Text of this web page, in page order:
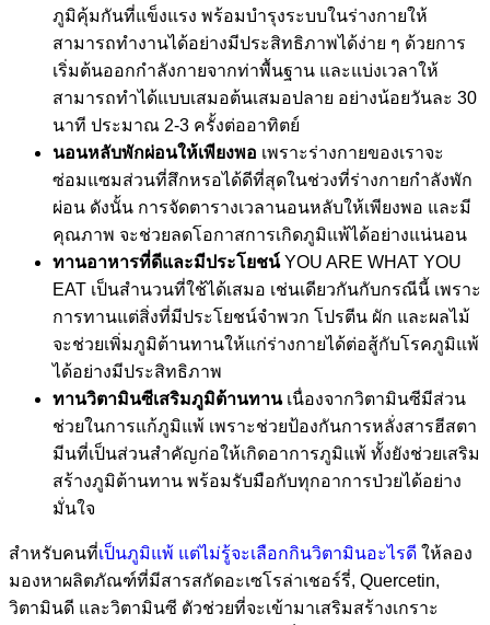
ภูมิคุ้มกันที่แข็งแรง พร้อมบำรุงระบบในร่างกายให้
สามารถทำงานได้อย่างมีประสิทธิภาพได้ง่าย ๆ ด้วยการ
เริ่มต้นออกกำลังกายจากท่าพื้นฐาน และแบ่งเวลาให้
สามารถทำได้แบบเสมอต้นเสมอปลาย อย่างน้อยวันละ 30
นาที ประมาณ 2-3 ครั้งต่ออาทิตย์
นอนหลับพักผ่อนให้เพียงพอ เพราะร่างกายของเราจะ
ซ่อมแซมส่วนที่สึกหรอได้ดีที่สุดในช่วงที่ร่างกายกำลังพัก
ผ่อน ดังนั้น การจัดตารางเวลานอนหลับให้เพียงพอ และมี
คุณภาพ จะช่วยลดโอกาสการเกิดภูมิแพ้ได้อย่างแน่นอน
ทานอาหารที่ดีและมีประโยชน์YOU ARE WHAT YOU
EAT เป็นสำนวนที่ใช้ได้เสมอ เช่นเดียวกันกับกรณีนี้ เพราะ
การทานแต่สิ่งที่มีประโยชน์จำพวก โปรตีน ผัก และผลไม้
จะช่วยเพิ่มภูมิต้านทานให้แก่ร่างกายได้ต่อสู้กับโรคภูมิแพ้
ได้อย่างมีประสิทธิภาพ
ทานวิตามินซีเสริมภูมิต้านทานเนื่องจากวิตามินซีมีส่วน
ช่วยในการแก้ภูมิแพ้ เพราะช่วยป้องกันการหลั่งสารฮีสตา
มีนที่เป็นส่วนสำคัญก่อให้เกิดอาการภูมิแพ้ ทั้งยังช่วยเสริม
สร้างภูมิต้านทาน พร้อมรับมือกับทุกอาการป่วยได้อย่าง
มั่นใจ
สำหรับคนที่เป็นภูมิแพ้ แต่ไม่รู้จะเลือกกินวิตามินอะไรดี ให้ลอง
มองหาผลิตภัณฑ์ที่มีสารสกัดอะเซโรล่าเชอร์รี่, Quercetin,
วิตามินดี และวิตามินซี ตัวช่วยที่จะเข้ามาเสริมสร้างเกราะ